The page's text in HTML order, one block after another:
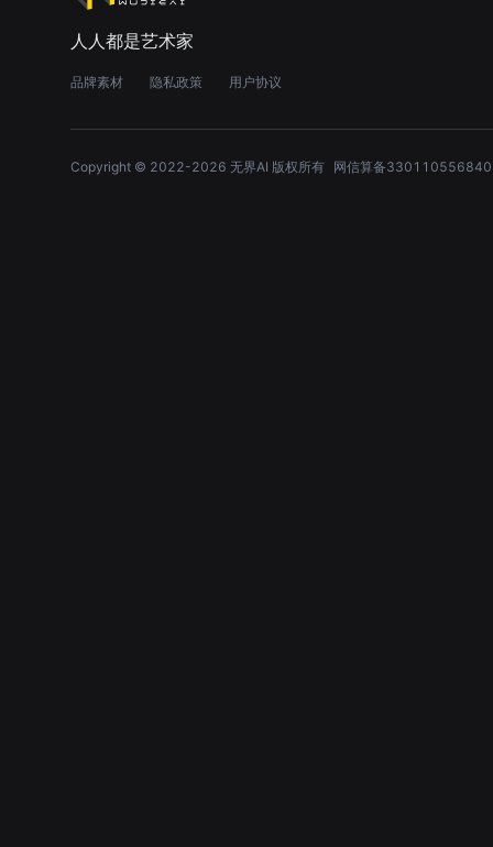
人人都是艺术家
品牌素材 隐私政策 用户协议
Copyright © 2022-2026 无界AI 版权所有 网信算备